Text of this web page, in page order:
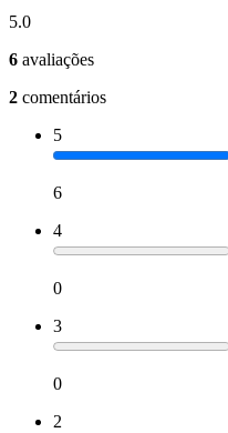
5.0
6 avaliações
2 comentários
5
6
4
0
3
0
2